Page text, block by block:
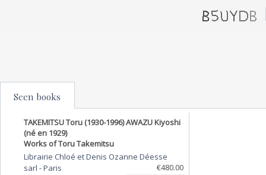
Seen books
TAKEMITSU Toru (1930-1996) AWAZU Kiyoshi
(né en 1929)
Works of Toru Takemitsu
Librairie Chloé et Denis Ozanne Déesse
sarl -Paris
€480.00